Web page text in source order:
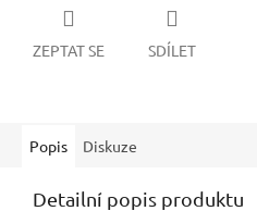
ZEPTAT SE SDÍLET
Popis Diskuze
Detailní popis produktu